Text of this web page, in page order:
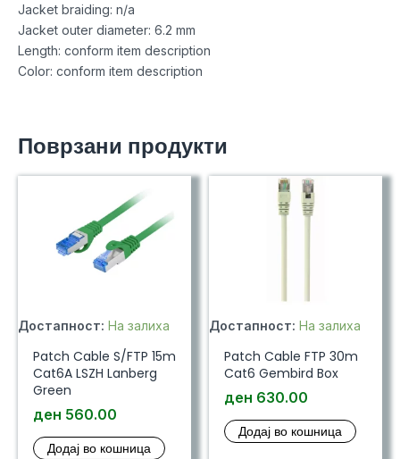
Jacket braiding: n/a
Jacket outer diameter: 6.2 mm
Length: conform item description
Color: conform item description
Поврзани продукти
Достапност: На залиха
Patch Cable S/FTP 15m
Cat6A LSZH Lanberg
Green
ден 560.00
Додај во кошница
Достапност: На залиха
Patch Cable FTP 30m
Cat6 Gembird Box
ден 630.00
Додај во кошница